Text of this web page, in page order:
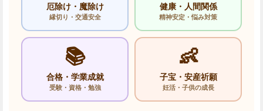
厄除け・魔除け
縁切り・交通安全
健康・人間関係
精神安定・悩み対策
📚
合格・学業成就
受験・資格・勉強
👶
子宝・安産祈願
妊活・子供の成長